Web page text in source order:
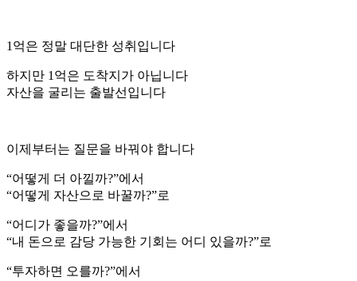
1억은 정말 대단한 성취입니다
하지만 1억은 도착지가 아닙니다
자산을 굴리는 출발선입니다
이제부터는 질문을 바꿔야 합니다
“어떻게 더 아낄까?”에서
“어떻게 자산으로 바꿀까?”로
“어디가 좋을까?”에서
“내 돈으로 감당 가능한 기회는 어디 있을까?”로
“투자하면 오를까?”에서